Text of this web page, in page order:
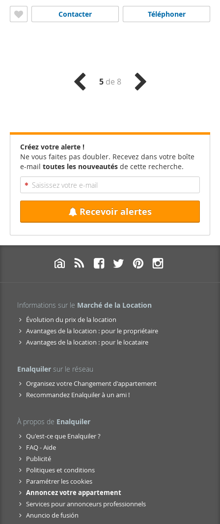
Téléphoner
Contacter
5de 8
Créez votre alerte !
Ne vous faites pas doubler. Recevez dans votre boîte
e-mail toutes les nouveautés de cette recherche.
Recevoir alertes
Informations sur le Marché de la Location
Évolution du prix de la location
Avantages de la location : pour le propriétaire
Avantages de la location : pour le locataire
Enalquiler sur le réseau
Organisez votre Changement d'appartement
Recommandez Enalquiler à un ami !
À propos de Enalquiler
Qu'est-ce que Enalquiler ?
FAQ - Aide
Publicité
Politiques et conditions
Paramétrer les cookies
Annoncez votre appartement
Services pour annonceurs professionnels
Anuncio de fusión